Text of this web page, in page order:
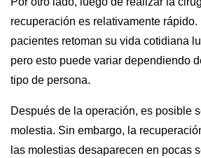
recuperación es relativamente
pacientes retoman su vida cotidiana
pero esto puede variar dependiendo
tipo de persona.
Después de la operación, es posible
molestia. Sin embargo, la
las molestias desaparecen en pocas